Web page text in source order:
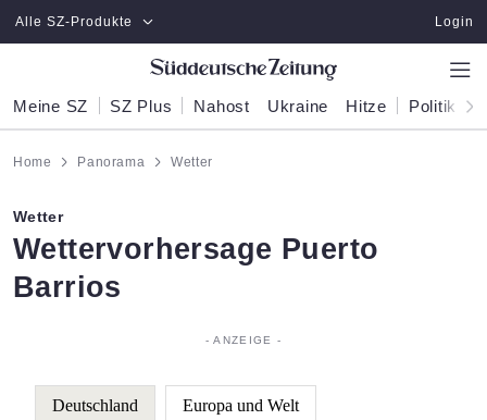
Zum Hauptinhalt springen
Alle SZ-Produkte Login
Meine SZ SZ Plus Nahost Ukraine Hitze Politik
Home Panorama Wetter
Wetter
:
Wettervorhersage Puerto
Barrios
Deutschland Europa und Welt